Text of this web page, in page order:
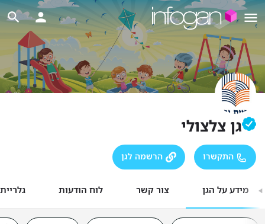
גן צלצולי
התקשרו הרשמה לגן
מידע על הגן צור קשר לוח הודעות